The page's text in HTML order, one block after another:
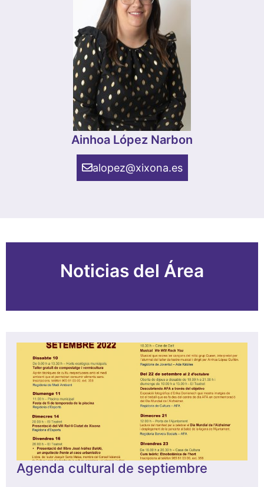
Ainhoa López Narbon
alopez@xixona.es
Noticias del Área
Agenda cultural de septiembre